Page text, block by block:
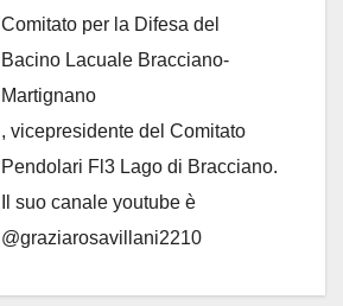
Comitato per la Difesa del
Bacino Lacuale Bracciano-
Martignano
, vicepresidente del Comitato
Pendolari Fl3 Lago di Bracciano.
Il suo canale youtube è
@graziarosavillani2210